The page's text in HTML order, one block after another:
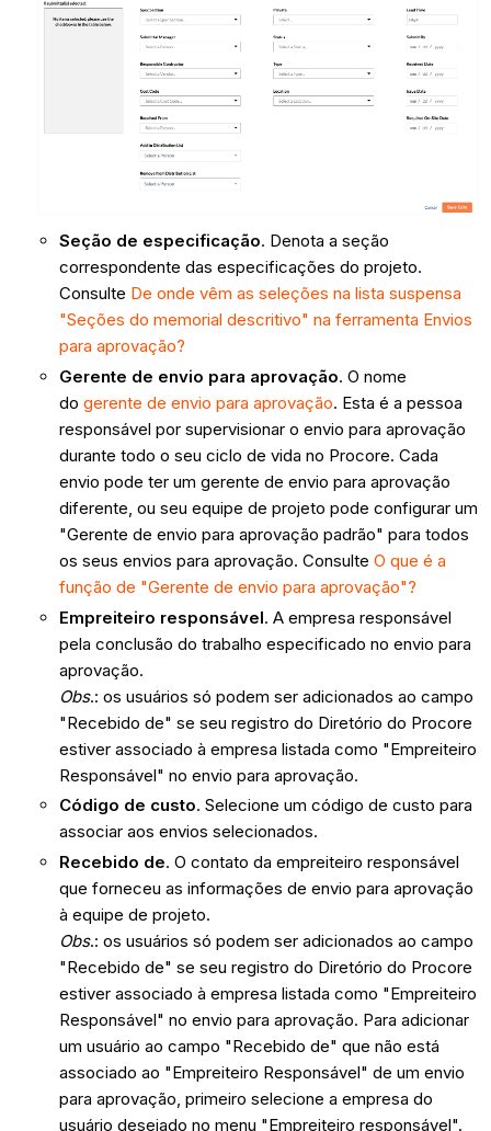
Seção de especificação. Denota a seção
correspondente das especificações do projeto.
Consulte De onde vêm as seleções na lista suspensa
"Seções do memorial descritivo" na ferramenta Envios
para aprovação?
Gerente de envio para aprovação. O nome
do gerente de envio para aprovação. Esta é a pessoa
responsável por supervisionar o envio para aprovação
durante todo o seu ciclo de vida no Procore. Cada
envio pode ter um gerente de envio para aprovação
diferente, ou seu equipe de projeto pode configurar um
"Gerente de envio para aprovação padrão" para todos
os seus envios para aprovação. Consulte O que é a
função de "Gerente de envio para aprovação"?
Empreiteiro responsável. A empresa responsável
pela conclusão do trabalho especificado no envio para
aprovação.
Obs.: os usuários só podem ser adicionados ao campo
"Recebido de" se seu registro do Diretório do Procore
estiver associado à empresa listada como "Empreiteiro
Responsável" no envio para aprovação.
Código de custo. Selecione um código de custo para
associar aos envios selecionados.
Recebido de. O contato da empreiteiro responsável
que forneceu as informações de envio para aprovação
à equipe de projeto.
Obs.: os usuários só podem ser adicionados ao campo
"Recebido de" se seu registro do Diretório do Procore
estiver associado à empresa listada como "Empreiteiro
Responsável" no envio para aprovação. Para adicionar
um usuário ao campo "Recebido de" que não está
associado ao "Empreiteiro Responsável" de um envio
para aprovação, primeiro selecione a empresa do
usuário desejado no menu "Empreiteiro responsável".